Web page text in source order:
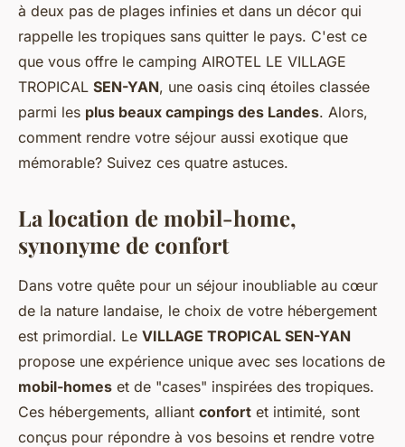
à deux pas de plages infinies et dans un décor qui
rappelle les tropiques sans quitter le pays. C'est ce
que vous offre le camping AIROTEL LE VILLAGE
TROPICAL SEN-YAN, une oasis cinq étoiles classée
parmi les plus beaux campings des Landes. Alors,
comment rendre votre séjour aussi exotique que
mémorable? Suivez ces quatre astuces.
La location de mobil-home,
synonyme de confort
Dans votre quête pour un séjour inoubliable au cœur
de la nature landaise, le choix de votre hébergement
est primordial. Le VILLAGE TROPICAL SEN-YAN
propose une expérience unique avec ses locations de
mobil-homes et de "cases" inspirées des tropiques.
Ces hébergements, alliant confort et intimité, sont
conçus pour répondre à vos besoins et rendre votre